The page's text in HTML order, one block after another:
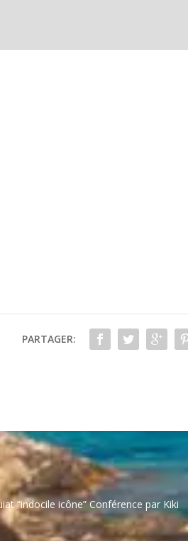
PARTAGER:
“indocile icône” Conférence par Kiki